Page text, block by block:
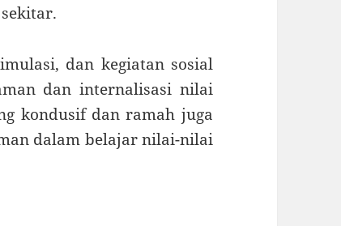
dan kegiatan sosial
dan internalisasi nilai
kondusif dan ramah juga
dalam belajar nilai-nilai